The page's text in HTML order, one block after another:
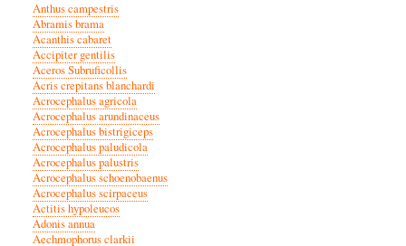
Anthus campestris
Abramis brama
Acanthis cabaret
Accipiter gentilis
Aceros Subruficollis
Acris crepitans blanchardi
Acrocephalus agricola
Acrocephalus arundinaceus
Acrocephalus bistrigiceps
Acrocephalus paludicola
Acrocephalus palustris
Acrocephalus schoenobaenus
Acrocephalus scirpaceus
Actitis hypoleucos
Adonis annua
Aechmophorus clarkii